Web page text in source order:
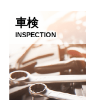
車検
INSPECTION